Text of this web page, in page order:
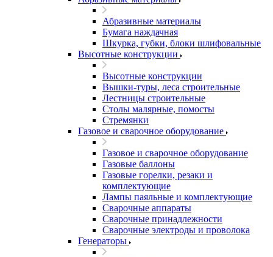
Абразивные материалы
Бумага наждачная
Шкурка, губки, блоки шлифовальные
Высотные конструкции
Высотные конструкции
Вышки-туры, леса строительные
Лестницы строительные
Столы малярные, помосты
Стремянки
Газовое и сварочное оборудование
Газовое и сварочное оборудование
Газовые баллоны
Газовые горелки, резаки и
комплектующие
Лампы паяльные и комплектующие
Сварочные аппараты
Сварочные принадлежности
Сварочные электроды и проволока
Генераторы